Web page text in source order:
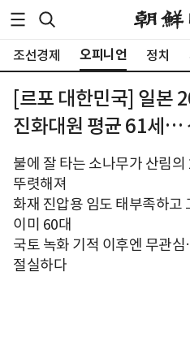
조선경제 오피니언 정치
[르포 대한민국] 일본
진화대원 평균 61세…
불에 잘 타는 소나무가 산림
뚜렷해져
화재 진압용 임도 태부족하고
이미 60대
국토 녹화 기적 이후엔 무관
절실하다